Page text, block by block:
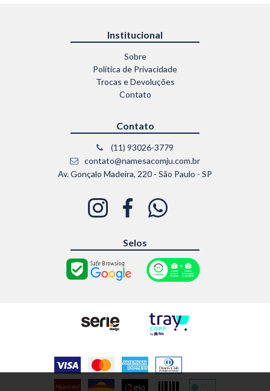
Institucional
Sobre
Política de Privacidade
Trocas e Devoluções
Contato
Contato
(11) 93026-3779
contato@namesacomju.com.br
Av. Gonçalo Madeira, 220 - São Paulo - SP
Selos